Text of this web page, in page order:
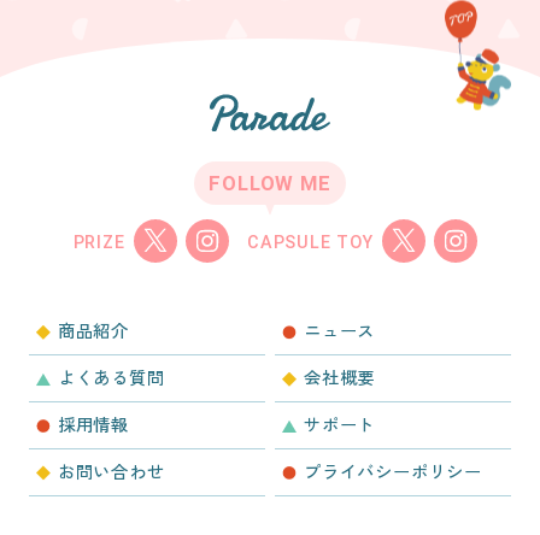
FOLLOW ME
PRIZE CAPSULE TOY
商品紹介 ニュース
よくある質問 会社概要
採用情報 サポート
お問い合わせ プライバシーポリシー